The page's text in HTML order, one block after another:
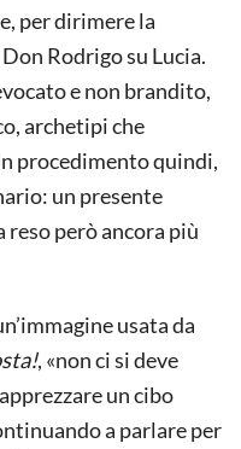
per dirimere la
Rodrigo su Lucia.
e non brandito,
archetipi che
procedimento quindi,
un presente
però ancora più
usata da
, «non ci si deve
un cibo
a parlare per